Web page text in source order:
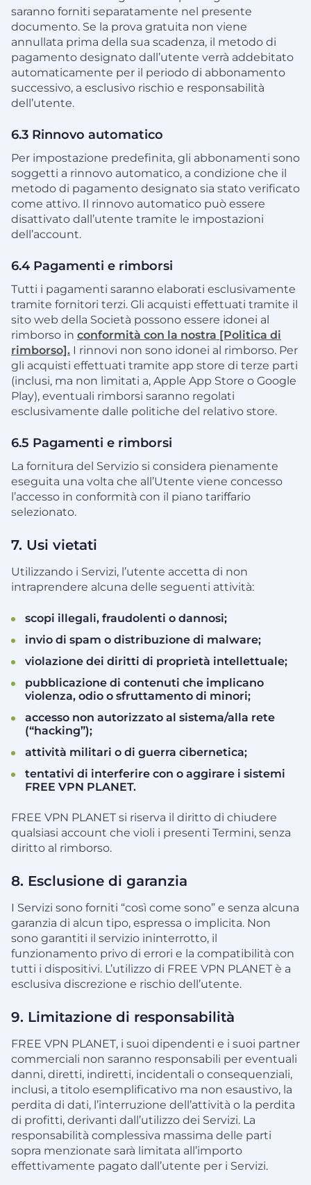
saranno forniti separatamente nel presente
documento. Se la prova gratuita non viene
annullata prima della sua scadenza, il metodo di
pagamento designato dall’utente verrà addebitato
automaticamente per il periodo di abbonamento
successivo, a esclusivo rischio e responsabilità
dell’utente.
6.3 Rinnovo automatico
Per impostazione predefinita, gli abbonamenti sono
soggetti a rinnovo automatico, a condizione che il
metodo di pagamento designato sia stato verificato
come attivo. Il rinnovo automatico può essere
disattivato dall’utente tramite le impostazioni
dell’account.
6.4 Pagamenti e rimborsi
Tutti i pagamenti saranno elaborati esclusivamente
tramite fornitori terzi. Gli acquisti effettuati tramite il
sito web della Società possono essere idonei al
rimborso in conformità con la nostra [Politica di
rimborso]. I rinnovi non sono idonei al rimborso. Per
gli acquisti effettuati tramite app store di terze parti
(inclusi, ma non limitati a, Apple App Store o Google
Play), eventuali rimborsi saranno regolati
esclusivamente dalle politiche del relativo store.
6.5 Pagamenti e rimborsi
La fornitura del Servizio si considera pienamente
eseguita una volta che all’Utente viene concesso
l’accesso in conformità con il piano tariffario
selezionato.
7. Usi vietati
Utilizzando i Servizi, l’utente accetta di non
intraprendere alcuna delle seguenti attività:
scopi illegali, fraudolenti o dannosi;
invio di spam o distribuzione di malware;
violazione dei diritti di proprietà intellettuale;
pubblicazione di contenuti che implicano
violenza, odio o sfruttamento di minori;
accesso non autorizzato al sistema/alla rete
(“hacking”);
attività militari o di guerra cibernetica;
tentativi di interferire con o aggirare i sistemi
FREE VPN PLANET.
FREE VPN PLANET si riserva il diritto di chiudere
qualsiasi account che violi i presenti Termini, senza
diritto al rimborso.
8. Esclusione di garanzia
I Servizi sono forniti “così come sono” e senza alcuna
garanzia di alcun tipo, espressa o implicita. Non
sono garantiti il servizio ininterrotto, il
funzionamento privo di errori e la compatibilità con
tutti i dispositivi. L’utilizzo di FREE VPN PLANET è a
esclusiva discrezione e rischio dell’utente.
9. Limitazione di responsabilità
FREE VPN PLANET, i suoi dipendenti e i suoi partner
commerciali non saranno responsabili per eventuali
danni, diretti, indiretti, incidentali o consequenziali,
inclusi, a titolo esemplificativo ma non esaustivo, la
perdita di dati, l’interruzione dell’attività o la perdita
di profitti, derivanti dall’utilizzo dei Servizi. La
responsabilità complessiva massima delle parti
sopra menzionate sarà limitata all’importo
effettivamente pagato dall’utente per i Servizi.